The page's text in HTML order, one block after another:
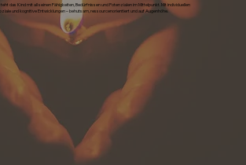
das Kind mit all seinen Fähigkeiten, Bedürfnissen und Potenzialen im Mittelpunkt. Mit individuellen
und kognitive Entwicklungen – behutsam, ressourcenorientiert und auf Augenhöhe.